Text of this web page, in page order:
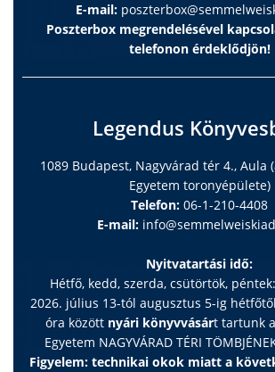
E-mail:
Poszterbox megrendelésével
telefonon érdeklődjön!
Legendus
1089 Budapest, Nagyvárad tér 4., Aula
Egyetem toronyépülete)
Telefon: 06-1-210-4408
E-mail:
Nyitvatartási idő:
Hétfő, kedd, szerda, csütörtök,
2026. július 13-tól augusztus 5-ig
óra között nyári könyvvásárt tartunk
Egyetem NAGYVÁRAD TÉRI
Figyelem: technikai okok miatt a